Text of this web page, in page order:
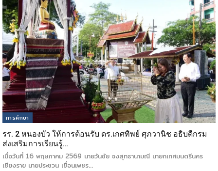
การศึกษา
รร. 2 หนองบัว ให้การต้อนรับ ดร.เกศทิพย์ ศุภวานิช อธิบดีกรม
ส่งเสริมการเรียนรู้…
เมื่อวันที่ 16 พฤษภาคม 2569 นายวันชัย จงสุทธานามณี นายกเทศมนตรีนคร
เชียงราย นายประชวน เขื่อนเพชร…